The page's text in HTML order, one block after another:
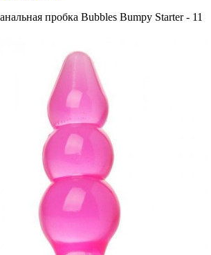
пробка Bubbles Bumpy Starter - 11